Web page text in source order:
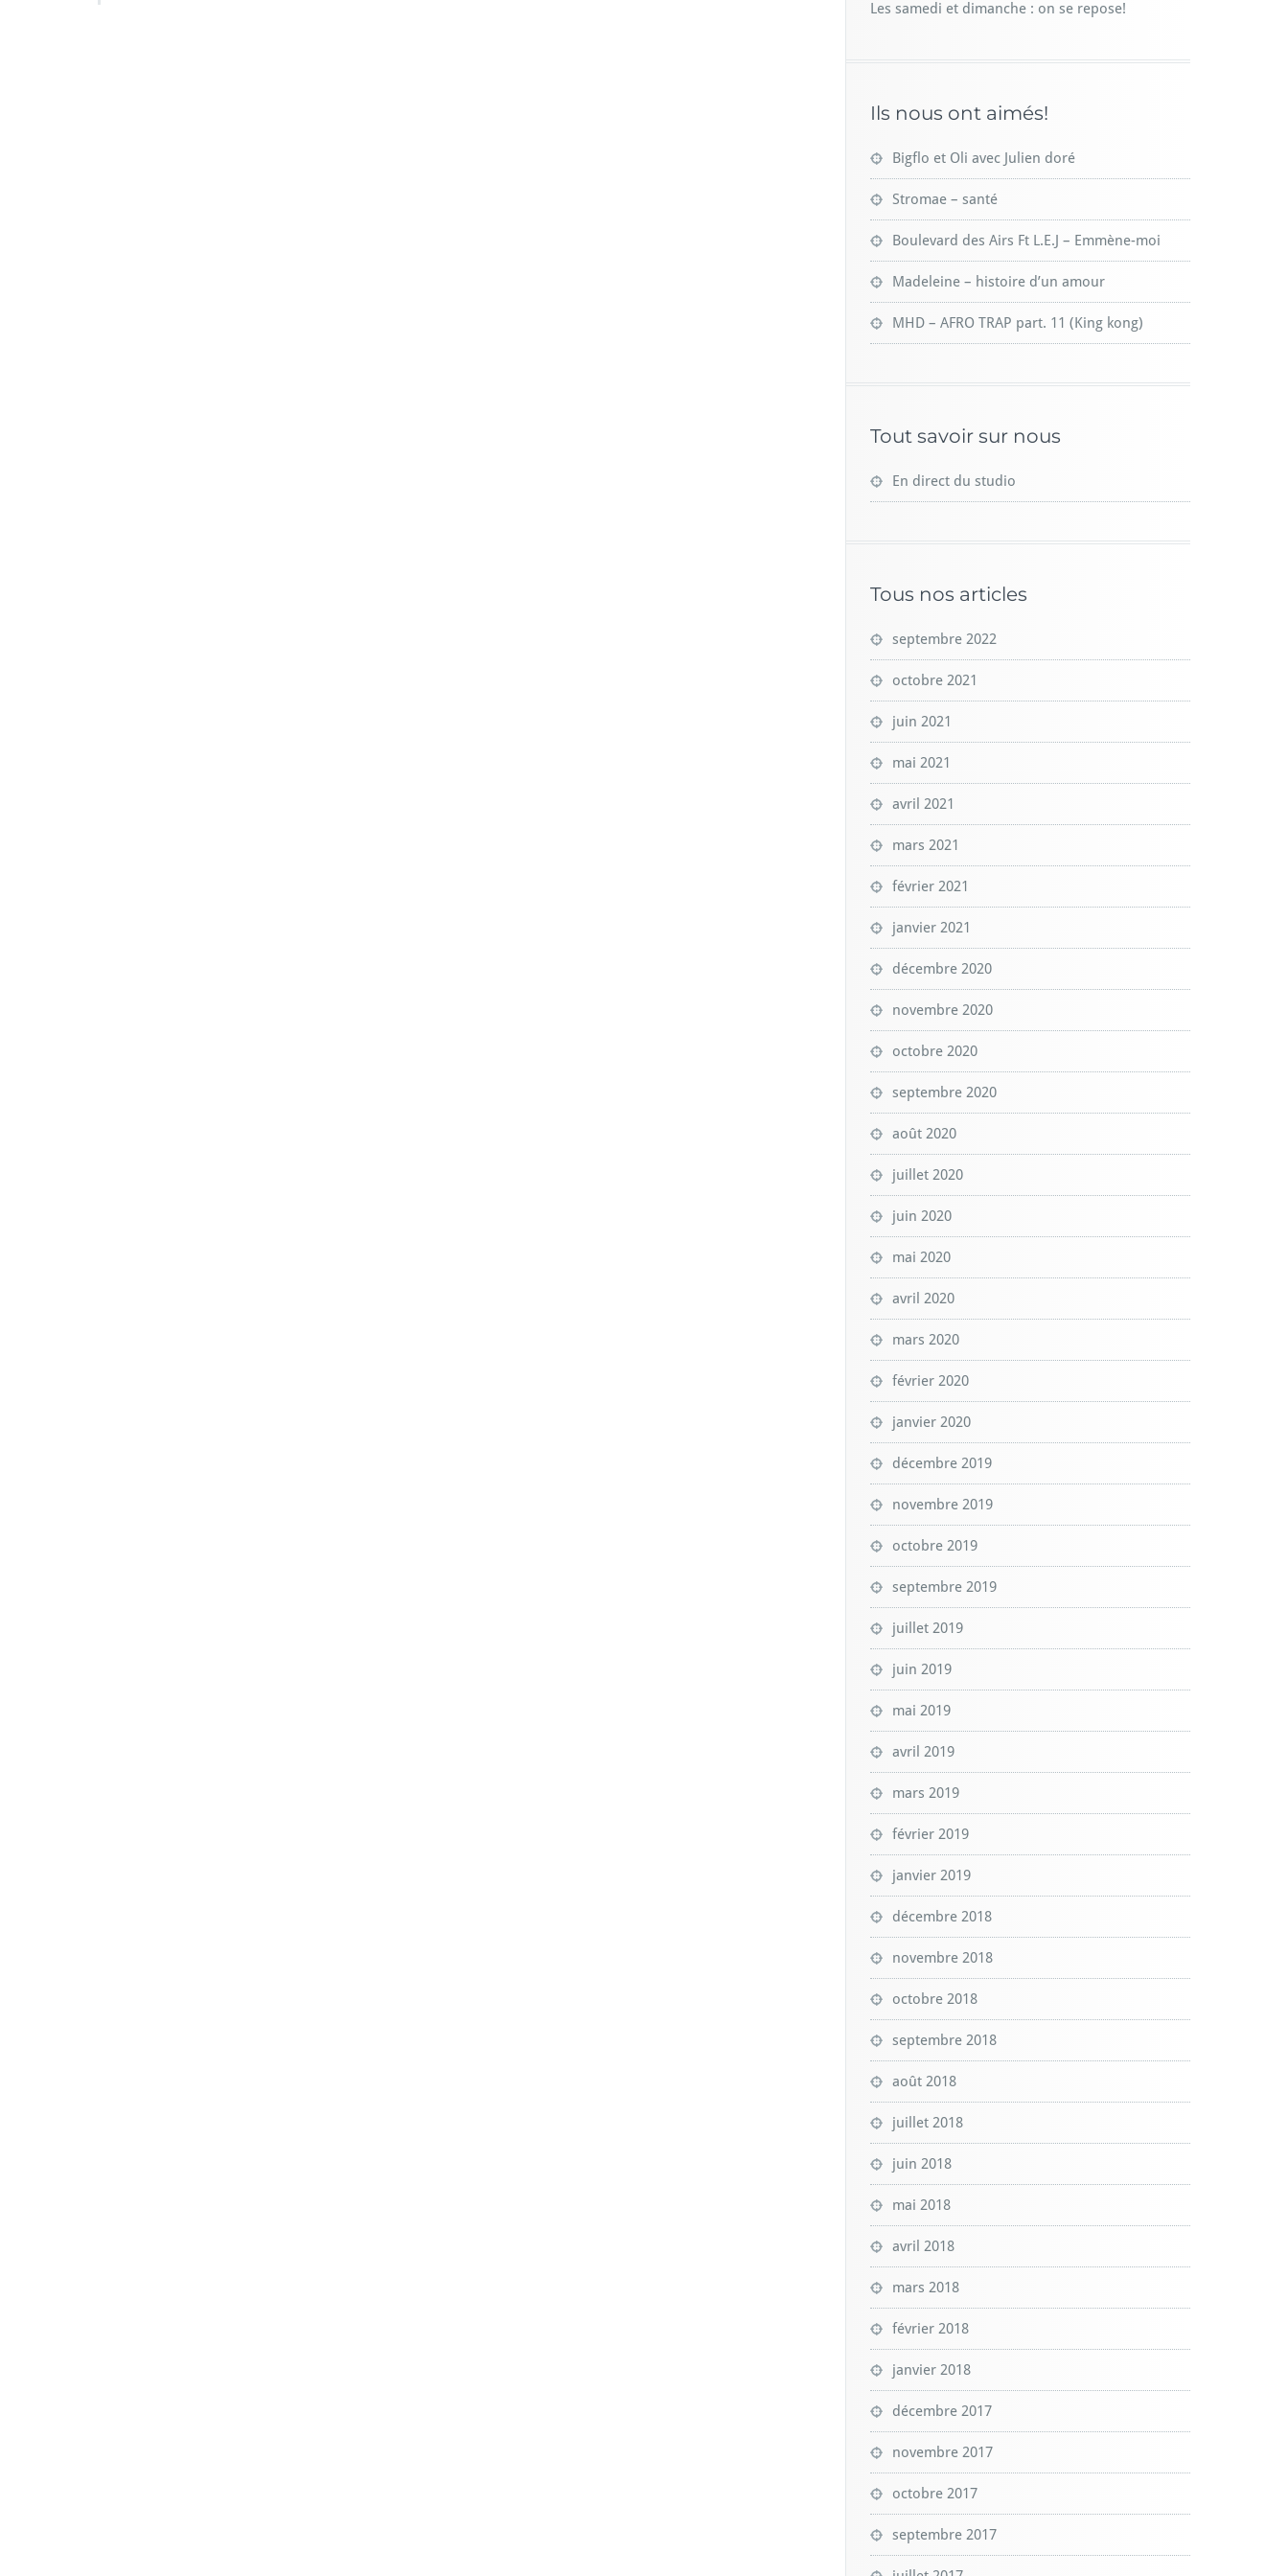
Les samedi et dimanche : on se repose!
Ils nous ont aimés!
Bigflo et Oli avec Julien doré
Stromae – santé
Boulevard des Airs Ft L.E.J – Emmène-moi
Madeleine – histoire d’un amour
MHD – AFRO TRAP part. 11 (King kong)
Tout savoir sur nous
En direct du studio
Tous nos articles
septembre 2022
octobre 2021
juin 2021
mai 2021
avril 2021
mars 2021
février 2021
janvier 2021
décembre 2020
novembre 2020
octobre 2020
septembre 2020
août 2020
juillet 2020
juin 2020
mai 2020
avril 2020
mars 2020
février 2020
janvier 2020
décembre 2019
novembre 2019
octobre 2019
septembre 2019
juillet 2019
juin 2019
mai 2019
avril 2019
mars 2019
février 2019
janvier 2019
décembre 2018
novembre 2018
octobre 2018
septembre 2018
août 2018
juillet 2018
juin 2018
mai 2018
avril 2018
mars 2018
février 2018
janvier 2018
décembre 2017
novembre 2017
octobre 2017
septembre 2017